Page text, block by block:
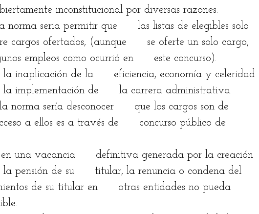
inconstitucional por diversas razones.
norma seria permitir que      las listas de elegibles solo
cargos ofertados, (aunque      se oferte un solo cargo,
empleos como ocurrió en      este concurso).
la inaplicación de la      eficiencia, economía y celeridad
la implementación de      la carrera administrativa.
norma sería desconocer      que los cargos son de
a ellos es a través de      concurso público de
una vacancia      definitiva generada por la creación
la pensión de su      titular, la renuncia o condena del
de su titular en      otras entidades no pueda